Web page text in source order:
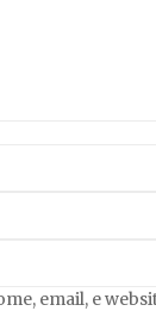
email, e